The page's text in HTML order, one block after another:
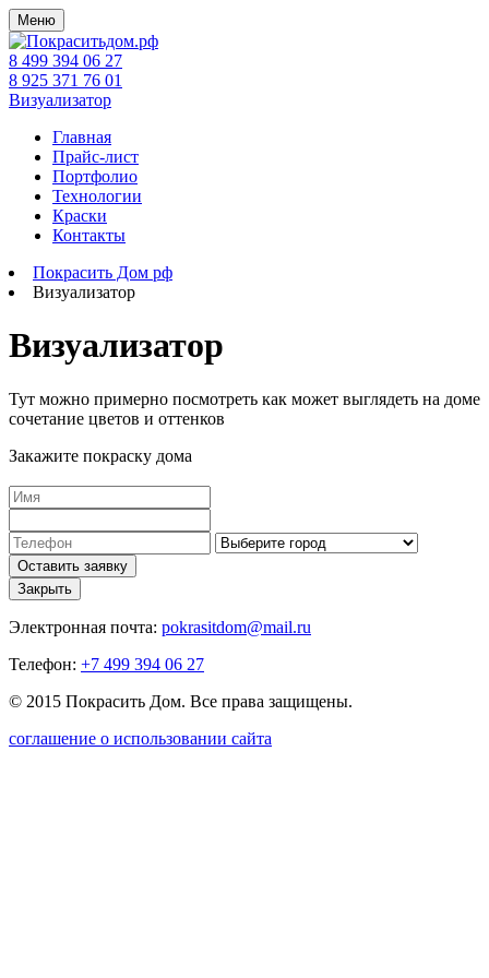
Меню
8 499 394 06 27
8 925 371 76 01
Визуализатор
Главная
Прайс-лист
Портфолио
Технологии
Краски
Контакты
Покрасить Дом рф
Визуализатор
Визуализатор
Тут можно примерно посмотреть как может выглядеть на доме
сочетание цветов и оттенков
Закажите покраску дома
Закрыть
Электронная почта: pokrasitdom@mail.ru
Телефон: +7 499 394 06 27
© 2015 Покрасить Дом. Все права защищены.
соглашение о использовании сайта